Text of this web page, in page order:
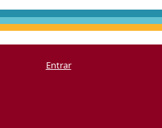
Entrar